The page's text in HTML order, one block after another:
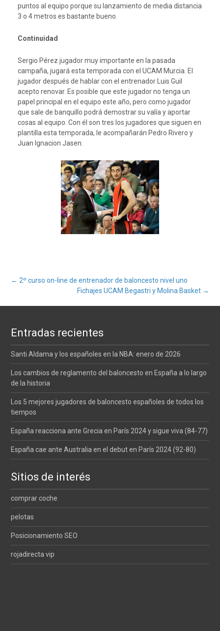
puntos al equipo porque su lanzamiento de media distancia
3 o 4 metros es bastante bueno.
Continuidad
Sergio Pérez jugador muy importante en la pasada
campaña, jugará esta temporada con el UCAM Murcia. El
jugador después de hablar con el entrenador Luis Guil
acepto renovar. Es posible que este jugador no tenga un
papel principal en el equipo este año, pero como jugador
que sale de banquillo podrá demostrar su valía y aportar
cosas al equipo. Con él son tres los jugadores que siguen en
plantilla esta temporada, le acompañarán Pedro Rivero y
Juan Ignacion Jasen.
Navegación
entradas
← 2º curso on-line de entrenador de baloncesto nivel uno
Fichajes UCAM Begastri y Molina Basket →
Entradas recientes
Santi Aldama y los españoles en la NBA: enero de 2026
Los cambios de reglamento del baloncesto en España a lo largo
de la historia
Los 5 mejores jugadores de baloncesto españoles de todos los
tiempos
España reacciona ante Grecia en París 2024 y sigue viva (84-77)
España cae ante Australia en el debut en París 2024 (92-80)
Sitios de interés
comprar coche
pelotas
Posicionamiento SEO
rojadirecta vip